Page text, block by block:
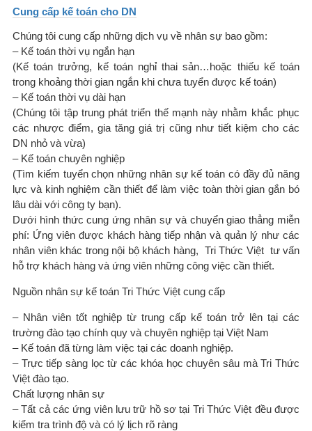
Cung cấp kế toán cho DN
Chúng tôi cung cấp những dịch vụ về nhân sự bao gồm:
– Kế toán thời vụ ngắn hạn
(Kế toán trưởng, kế toán nghỉ thai sản…hoặc thiếu kế toán
trong khoảng thời gian ngắn khi chưa tuyển được kế toán)
– Kế toán thời vụ dài hạn
(Chúng tôi tập trung phát triển thế mạnh này nhằm khắc phục
các nhược điểm, gia tăng giá trị cũng như tiết kiệm cho các
DN nhỏ và vừa)
– Kế toán chuyên nghiệp
(Tìm kiếm tuyển chọn những nhân sự kế toán có đầy đủ năng
lực và kinh nghiệm cần thiết để làm việc toàn thời gian gắn bó
lâu dài với công ty bạn).
Dưới hình thức cung ứng nhân sự và chuyển giao thẳng miễn
phí: Ứng viên được khách hàng tiếp nhận và quản lý như các
nhân viên khác trong nội bộ khách hàng, Tri Thức Việt tư vấn
hỗ trợ khách hàng và ứng viên những công việc cần thiết.
Nguồn nhân sự kế toán Tri Thức Việt cung cấp
– Nhân viên tốt nghiệp từ trung cấp kế toán trở lên tại các
trường đào tạo chính quy và chuyên nghiệp tại Việt Nam
– Kế toán đã từng làm việc tại các doanh nghiệp.
– Trực tiếp sàng lọc từ các khóa học chuyên sâu mà Tri Thức
Việt đào tạo.
Chất lượng nhân sự
– Tất cả các ứng viên lưu trữ hồ sơ tại Tri Thức Việt đều được
kiểm tra trình độ và có lý lịch rõ ràng